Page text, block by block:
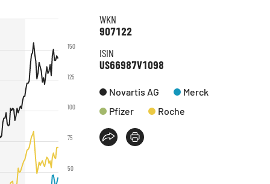
50
75
100
125
150
WKN
907122
ISIN
US66987V1098
Novartis AG
Merck
Pfizer
Roche